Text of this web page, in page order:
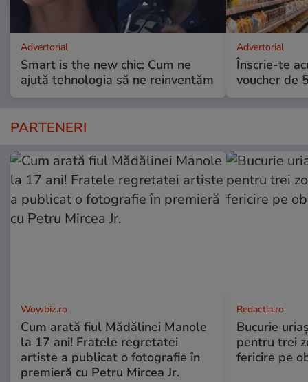
Advertorial
Smart is the new chic: Cum ne
ajută tehnologia să ne reinventăm
Advertorial
Înscrie-te
voucher de
PARTENERI
Wowbiz.ro
Cum arată fiul Mădălinei Manole
la 17 ani! Fratele regretatei
artiste a publicat o fotografie în
premieră cu Petru Mircea Jr.
Redactia.ro
Bucurie
pentru trei
fericire pe